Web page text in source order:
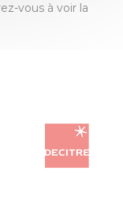
vous à voir la